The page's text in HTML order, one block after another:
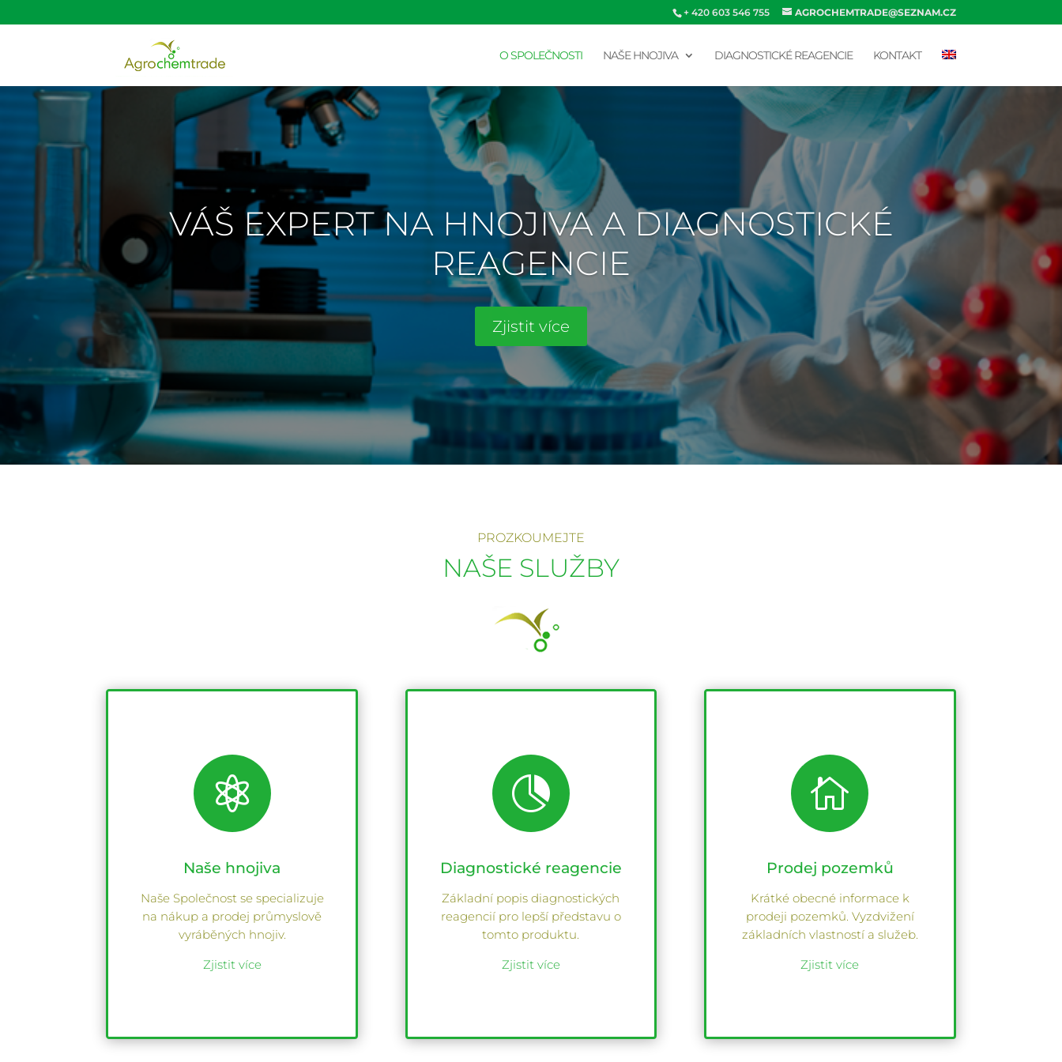
+ 420 603 546 755 AGROCHEMTRADE@SEZNAM.CZ
O SPOLEČNOSTI NAŠE HNOJIVA DIAGNOSTICKÉ REAGENCIE KONTAKT
VÁŠ EXPERT NA HNOJIVA A DIAGNOSTICKÉ
REAGENCIE
Zjistit více
PROZKOUMEJTE
NAŠE SLUŽBY

Naše hnojiva
Naše Společnost se specializuje
na nákup a prodej průmyslově
vyráběných hnojiv.
Zjistit více

Diagnostické reagencie
Základní popis diagnostických
reagencií pro lepší představu o
tomto produktu.
Zjistit více

Prodej pozemků
Krátké obecné informace k
prodeji pozemků. Vyzdvižení
základních vlastností a služeb.
Zjistit více